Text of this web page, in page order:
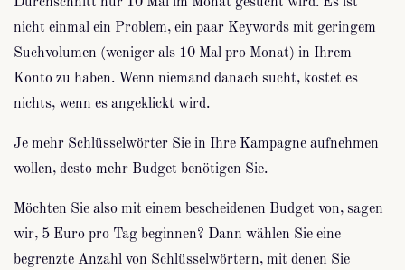
nicht einmal ein Problem, ein paar Keywords mit geringem
Suchvolumen (weniger als 10 Mal pro Monat) in Ihrem
Konto zu haben. Wenn niemand danach sucht, kostet es
nichts, wenn es angeklickt wird.
Je mehr Schlüsselwörter Sie in Ihre Kampagne aufnehmen
wollen, desto mehr Budget benötigen Sie.
Möchten Sie also mit einem bescheidenen Budget von, sagen
wir, 5 Euro pro Tag beginnen? Dann wählen Sie eine
begrenzte Anzahl von Schlüsselwörtern, mit denen Sie